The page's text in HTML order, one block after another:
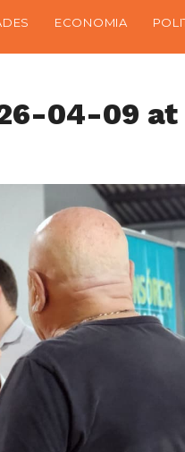
ECONOMIA
04-09 at